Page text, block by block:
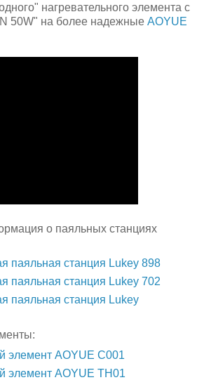
нагревательного элемента с
50W" на более надежные AOYUE
о паяльных станциях
паяльная станция Lukey 898
паяльная станция Lukey 702
паяльная станция Lukey
элемент AOYUE C001
элемент AOYUE TH01